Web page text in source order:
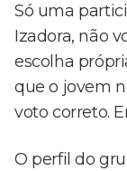
Só uma
Izadora, não
escolha
que o jovem
voto correto.
O perfil do